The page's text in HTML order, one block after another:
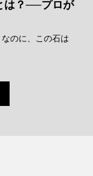
は？──プロが
のに、この石は